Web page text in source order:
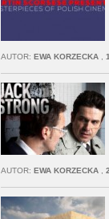
AUTOR: EWA KORZECKA,
AUTOR: EWA KORZECKA,